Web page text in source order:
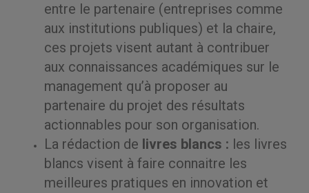
entre le partenaire (entreprises comme
aux institutions publiques) et la chaire,
ces projets visent autant à contribuer
aux connaissances académiques sur le
management qu’à proposer au
partenaire du projet des résultats
actionnables pour son organisation.
La rédaction de livres blancs : les livres
blancs visent à faire connaitre les
meilleures pratiques en innovation et